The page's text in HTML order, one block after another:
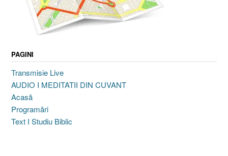
PAGINI
Transmisie Live
AUDIO I MEDITATII DIN CUVANT
Acasă
Programări
Text I Studiu Biblic